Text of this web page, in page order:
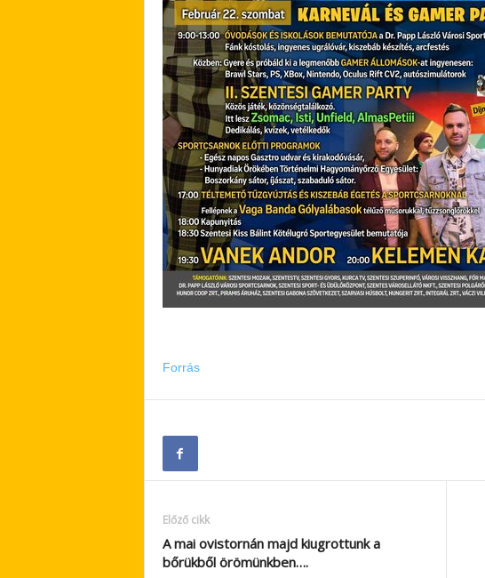
Forrás
Előző cikk
A mai ovistornán majd kiugrottunk a
bőrükből örömünkben….